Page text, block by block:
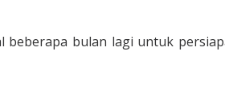
beberapa bulan lagi untuk